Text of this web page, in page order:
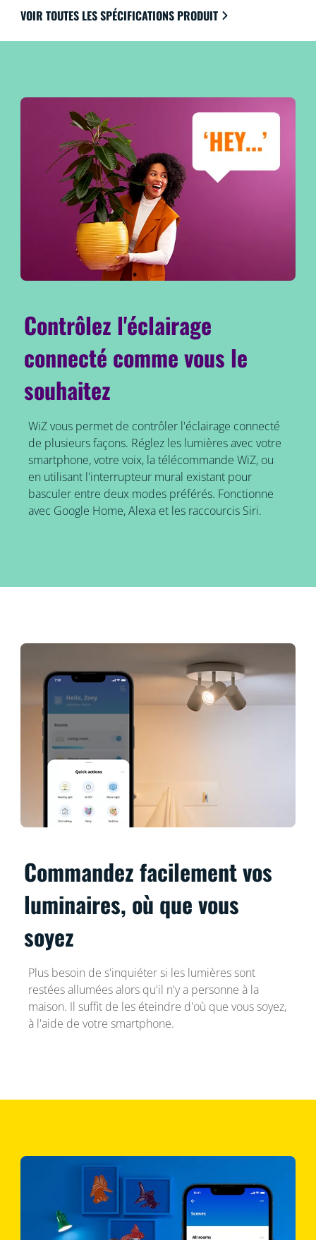
VOIR TOUTES LES SPÉCIFICATIONS PRODUIT
Contrôlez l'éclairage
connecté comme vous le
souhaitez
WiZ vous permet de contrôler l'éclairage connecté
de plusieurs façons. Réglez les lumières avec votre
smartphone, votre voix, la télécommande WiZ, ou
en utilisant l'interrupteur mural existant pour
basculer entre deux modes préférés. Fonctionne
avec Google Home, Alexa et les raccourcis Siri.
Commandez facilement vos
luminaires, où que vous
soyez
Plus besoin de s'inquiéter si les lumières sont
restées allumées alors qu'il n'y a personne à la
maison. Il suffit de les éteindre d'où que vous soyez,
à l'aide de votre smartphone.